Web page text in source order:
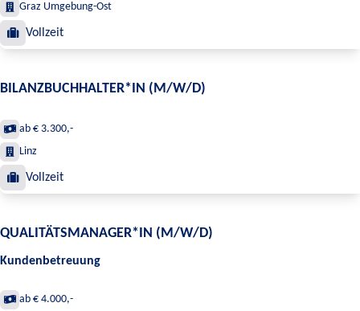
Graz Umgebung-Ost
Vollzeit
BILANZBUCHHALTER*IN (M/W/D)
ab € 3.300,-
Linz
Vollzeit
QUALITÄTSMANAGER*IN (M/W/D)
Kundenbetreuung
ab € 4.000,-